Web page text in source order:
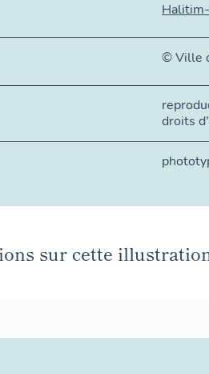
© Ville
droits
sur cette